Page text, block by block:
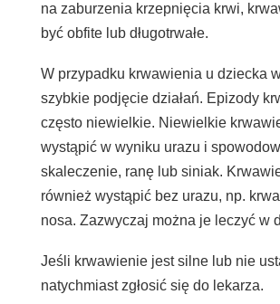
na zaburzenia krzepnięcia krwi,
być obfite lub długotrwałe.
W przypadku krwawienia u dziecka
szybkie podjęcie działań. Epizody
często niewielkie. Niewielkie
wystąpić w wyniku urazu i
skaleczenie, ranę lub siniak.
również wystąpić bez urazu, np.
nosa. Zazwyczaj można je leczyć w
Jeśli krwawienie jest silne lub nie
natychmiast zgłosić się do lekarza.